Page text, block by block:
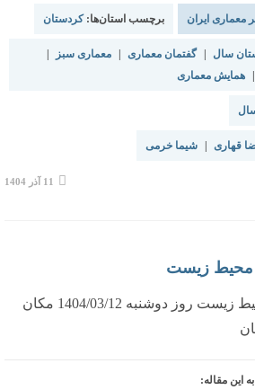
معماری ایران برچسب استان‌ها:کردستان
سال گفتمان معماری معماری سبز
همایش معماری
قهاری شیما خرمی
نوشته
11 آذر 1404
محیط زیست
جشن گرامیداشت هفته محیط زیست روز دوشنبه 1404/03/12 مکان
این مقاله: